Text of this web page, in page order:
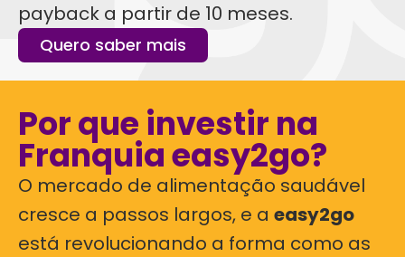
payback a partir de 10 meses.
Quero saber mais
Por que investir na
Franquia easy2go?
O mercado de alimentação saudável
cresce a passos largos, e a easy2go
está revolucionando a forma como as